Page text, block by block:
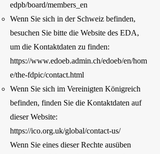
edpb/board/members_en
Wenn Sie sich in der Schweiz befinden,
besuchen Sie bitte die Website des EDA,
um die Kontaktdaten zu finden:
https://www.edoeb.admin.ch/edoeb/en/hom
e/the-fdpic/contact.html
Wenn Sie sich im Vereinigten Königreich
befinden, finden Sie die Kontaktdaten auf
dieser Website:
https://ico.org.uk/global/contact-us/
Wenn Sie eines dieser Rechte ausüben